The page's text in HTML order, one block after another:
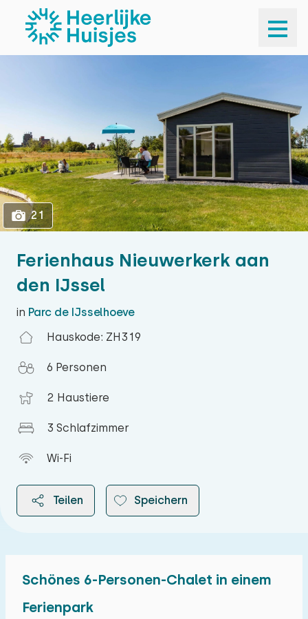
1
Ferienhaus Nieuwerkerk aan
den IJssel
in Parc de IJsselhoeve
Hauskode: ZH319
6 Personen
2 Haustiere
3 Schlafzimmer
Wi-Fi
Teilen Speichern
21
Schönes 6-Personen-Chalet in einem
Ferienpark